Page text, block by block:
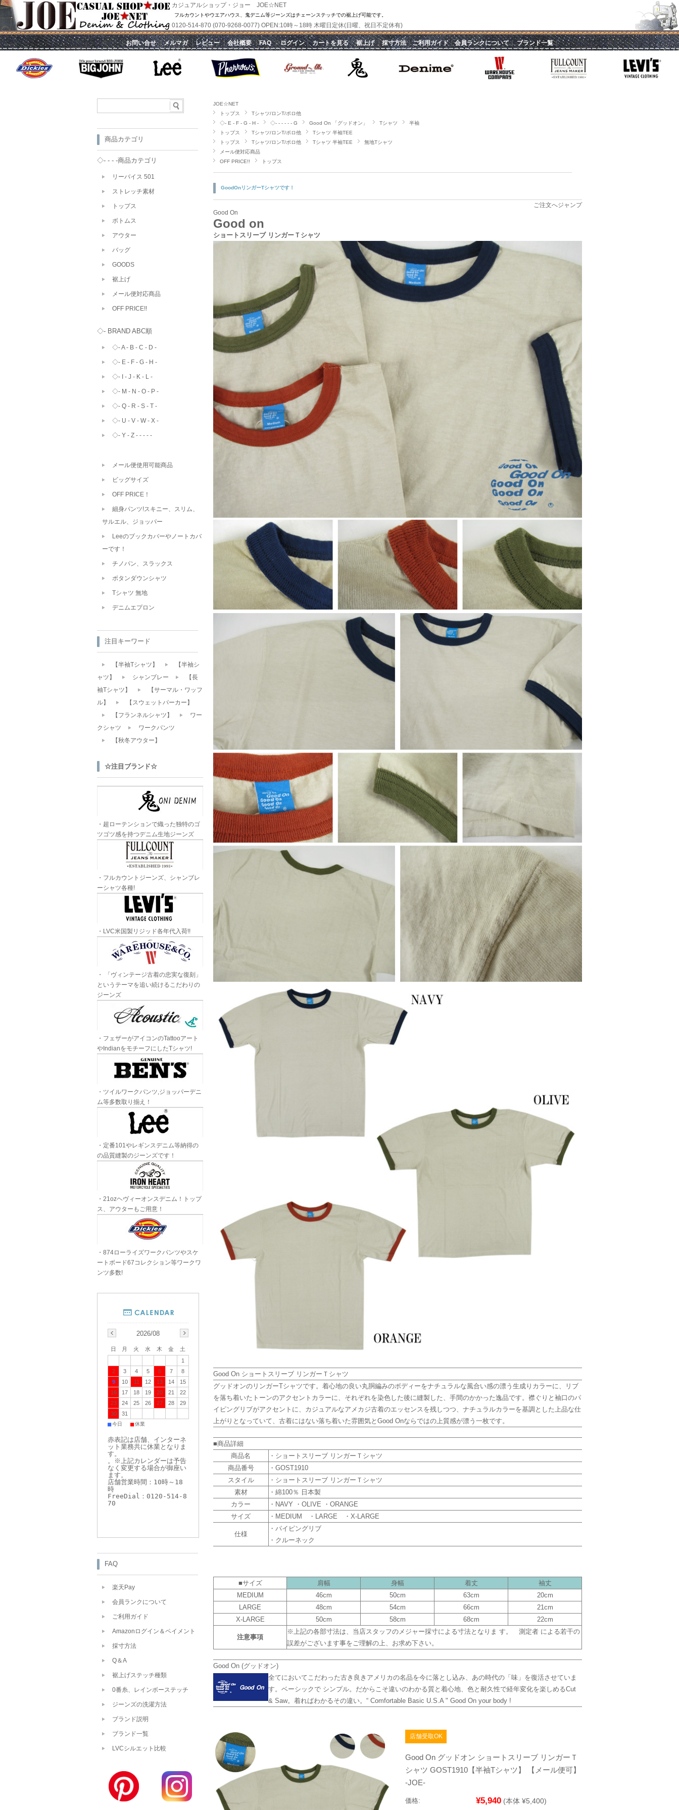
カジュアルショップ・ジョー JOE☆NET
フルカウントやウエアハウス、鬼デニム等ジーンズはチェーンステッチでの裾上げ可能です。
0120-514-870 (070-9268-0077) OPEN:10時～18時 木曜日定休(日曜、祝日不定休有)
｜お問い合せ｜メルマガ｜レビュー｜会社概要｜FAQ｜ログイン｜カートを見る｜裾上げ｜採寸方法｜ご利用ガイド｜会員ランクについて｜ブランド一覧｜
JOE☆NET
トップス
Tシャツ/ロンT/ポロ他
◇- E - F - G - H -
◇- - - - - - G Good On 「グッドオン」 Tシャツ
半袖
トップス
Tシャツ/ロンT/ポロ他
Tシャツ 半袖TEE
トップス
Tシャツ/ロンT/ポロ他 Tシャツ 半袖TEE
無地Tシャツ
メール便対応商品
OFF PRICE!!
トップス
GoodOnリンガーTシャツです！
ご注文へジャンプ
Good On
Good on
ショートスリーブ リンガーＴシャツ
Good On ショートスリーブ リンガーＴシャツ
グッドオンのリンガーTシャツです。着心地の良い丸胴編みのボディーをナチュラルな風合い感の漂う生成りカラーに、リブ
を落ち着いたトーンのアクセントカラーに、それぞれを染色した後に縫製した、手間のかかった逸品です。襟ぐりと袖口のパ
イピングリブがアクセントに、カジュアルなアメカジ古着のエッセンスを残しつつ、ナチュラルカラーを基調とした上品な仕
上がりとなっていて、古着にはない落ち着いた雰囲気とGood Onならではの上質感が漂う一枚です。
■商品詳細
商品名
・ショートスリーブ リンガーＴシャツ
商品番号
・GOST1910
スタイル
・ショートスリーブ リンガーＴシャツ
素材
・綿100％ 日本製
カラー
・NAVY ・OLIVE ・ORANGE
サイズ
・MEDIUM ・LARGE ・X-LARGE
仕様
・パイピングリブ
・クルーネック
■サイズ 肩幅 身幅 着丈
袖丈
MEDIUM
46cm 50cm 63cm
20cm
LARGE
48cm 54cm 66cm
21cm
X-LARGE
50cm 58cm 68cm 22cm
注意事項
※上記の各部寸法は、当店スタッフのメジャー採寸による寸法となりま す。 測定者 による若干の
誤差がございます事をご理解の上、お求め下さい。
Good On (グッドオン)
全てにおいてこだわった古き良きアメリカの名品を今に落とし込み、あの時代の「味」を復活させていま
す。ベーシックで シンプル。だからこそ違いのわかる質と着心地、色と耐久性で経年変化を楽しめるCut
& Saw。着ればわかるその違い。“ Comfortable Basic U.S.A " Good On your body !
店舗受取OK
Good On グッドオン ショートスリーブ リンガーＴ
シャツ GOST1910【半袖Tシャツ】 【メール便可】
-JOE-
価格: ¥5,940 (本体 ¥5,400)
商品カテゴリ
◇- - - -商品カテゴリ
リーバイス 501
ストレッチ素材
トップス
ボトムス
アウター
バッグ
GOODS
裾上げ
メール便対応商品
OFF PRICE!!
◇- BRAND ABC順
◇- A - B - C - D -
◇- E - F - G - H -
◇- I - J - K - L -
◇- M - N - O - P -
◇- Q - R - S - T -
◇- U - V - W - X -
◇- Y - Z - - - - -
メール便使用可能商品
ビッグサイズ
OFF PRICE！
細身パンツ!スキニー、スリム、
サルエル、ジョッパー
Leeのブックカバーやノートカバ
ーです！
チノパン、スラックス
ボタンダウンシャツ
Tシャツ 無地
デニムエプロン
注目キーワード
【半袖Tシャツ】
【半袖シ
ャツ】
シャンブレー
【長
袖Tシャツ】
【サーマル・ワッフ
ル】
【スウェットパーカー】
【フランネルシャツ】
ワー
クシャツ
ワークパンツ
【秋冬アウター】
☆注目ブランド☆
・超ローテンションで織った独特のゴ
ツゴツ感を持つデニム生地ジーンズ
・フルカウントジーンズ、シャンブレ
ーシャツ各種!
・LVC米国製リジッド各年代入荷!!
・ 「ヴィンテージ古着の忠実な復刻」
というテーマを追い続けるこだわりの
ジーンズ
・フェザーがアイコンのTattooアート
やIndianをモチーフにしたTシャツ!
・ツイルワークパンツ,ジョッパーデニ
ム等多数取り揃え！
・定番101やレギンスデニム等納得の
の品質縫製のジーンズです！
・21ozヘヴィーオンスデニム！トップ
ス、アウターもご用意！
・874ローライズワークパンツやスケ
ートボード67コレクション等ワークワ
ンツ多数!
2026/08
日 月 火 水 木 金
土
1
2
3 4 5 6 7
8
9
10 11 12 13 14
15
16
17 18 19 20 21
22
23
24 25 26 27 28
29
30
31
■今日 ■休業
赤表記は店舗、インターネ
ット業務共に休業となりま
す。
。※上記カレンダーは予告
なく変更する場合が御座い
ます。
店舗営業時間：10時～18
時
FreeDial：0120-514-8
70
FAQ
楽天Pay
会員ランクについて
ご利用ガイド
Amazonログイン＆ペイメント
採寸方法
Q＆A
裾上げステッチ種類
0番糸、レインボーステッチ
ジーンズの洗濯方法
ブランド説明
ブランド一覧
LVCシルエット比較